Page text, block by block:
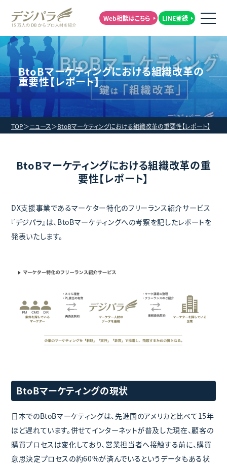
Web相談はこちら LINE登録
BtoBマーケティングにおける組織改革の
重要性【レポート】
TOP ニュース BtoBマーケティングにおける組織改革の重要性【レポート】
BtoBマーケティングにおける組織改革の重
要性【レポート】
DX支援事業であるマーケター特化のフリーランス紹介サービス
『デジパラ』は、BtoBマーケティングへの考察を記したレポートを
発表いたします。
BtoBマーケティングの現状
日本でのBtoBマーケティングは、先進国のアメリカと比べて15年
ほど遅れています。併せてインターネットが普及した現在、顧客の
購買プロセスは変化しており、営業担当者へ接触する前に、購買
意思決定プロセスの約60%が済んでいるというデータもある状